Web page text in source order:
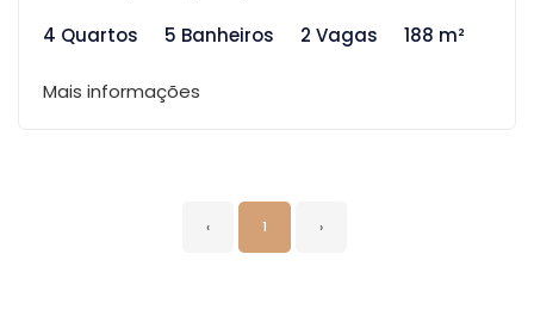
4 Quartos
5 Banheiros 2 Vagas 188 m²
Mais informações
‹ 1 ›